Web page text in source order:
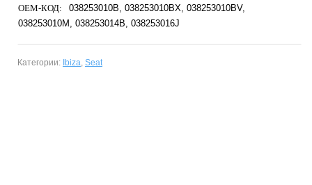
OEM-КОД: 038253010B 038253010BX 038253010BV
038253010M 038253014B 038253016J
Категории: Ibiza, Seat